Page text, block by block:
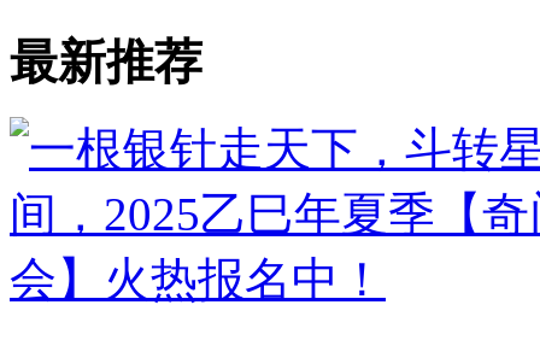
最新推荐